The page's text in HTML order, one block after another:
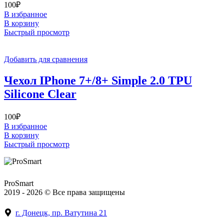
100₽
В избранное
В корзину
Быстрый просмотр
Добавить для сравнения
Чехол IPhone 7+/8+ Simple 2.0 TPU
Silicone Clear
100₽
В избранное
В корзину
Быстрый просмотр
ProSmart
2019 - 2026 © Все права защищены
г. Донецк, пр. Ватутина 21